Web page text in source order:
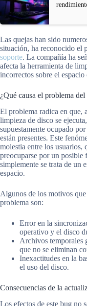
Las quejas han sido
situación, ha reconocido el
soporte. La compañía ha
afecta la herramienta de
incorrectos sobre el
¿Qué causa el problema
El problema radica en que,
limpieza de disco se
supuestamente ocupado
están presentes. Este
molestia entre los usuarios,
preocuparse por un posible
simplemente se trata de un
espacio.
Algunos de los motivos
problema son:
Error en la
operativo y el disco
Archivos temporales
que no se eliminan
Inexactitudes en la
el uso del disco.
Consecuencias de la
Los efectos de este bug no